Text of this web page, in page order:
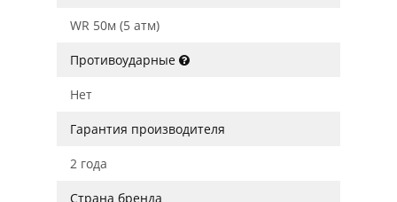
WR 50м (5 атм)
Противоударные
Нет
Гарантия производителя
2 года
Страна бренда